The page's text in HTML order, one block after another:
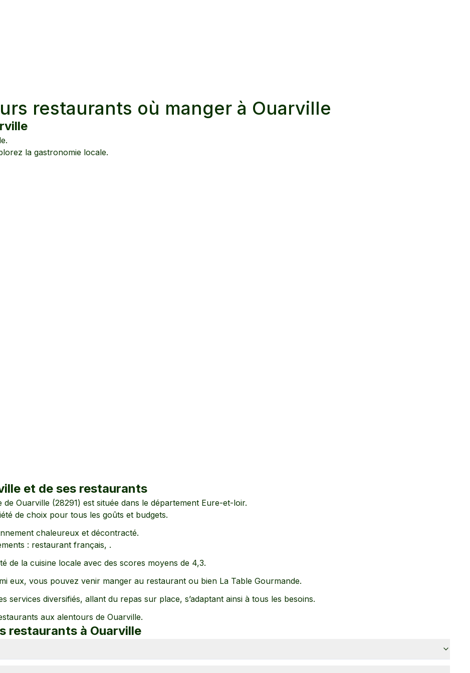
restaurants où manger à Ouarville
.
la gastronomie locale.
et de ses restaurants
de Ouarville (28291) est située dans le département Eure-et-loir.
de choix pour tous les goûts et budgets.
chaleureux et décontracté.
: restaurant français, .
de la cuisine locale avec des scores moyens de 4,3.
eux, vous pouvez venir manger au restaurant ou bien La Table Gourmande.
services diversifiés, allant du repas sur place, s’adaptant ainsi à tous les besoins.
aux alentours de Ouarville.
restaurants à Ouarville